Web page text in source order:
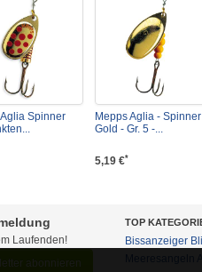
Spinner
Mepps Aglia - Spinner
Gold - Gr. 5 -...
5,19 €*
Laufenden!
abonnieren
TOP
Bissanzeiger